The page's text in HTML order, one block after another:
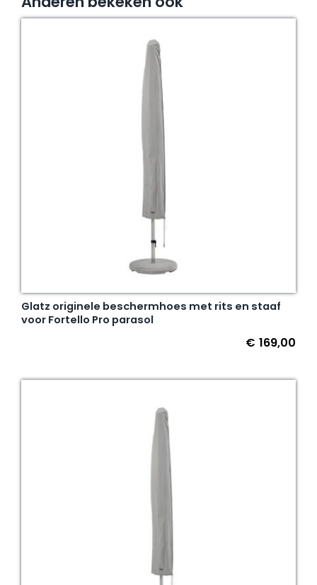
Glatz originele beschermhoes met rits en staaf
voor Fortello Pro parasol
€ 169,00